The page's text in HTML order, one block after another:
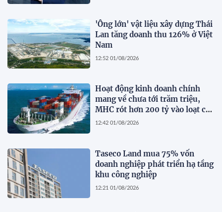
'Ông lớn' vật liệu xây dựng Thái
Lan tăng doanh thu 126% ở Việt
Nam
12:52 01/08/2026
Hoạt động kinh doanh chính
mang về chưa tới trăm triệu,
MHC rót hơn 200 tỷ vào loạt cổ
phiếu 'họ' Gelex
12:42 01/08/2026
Taseco Land mua 75% vốn
doanh nghiệp phát triển hạ tầng
khu công nghiệp
12:21 01/08/2026